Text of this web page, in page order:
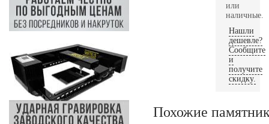
или
наличные.
Нашли
дешевле?
Сообщите
и
получите
скидку.
Похожие